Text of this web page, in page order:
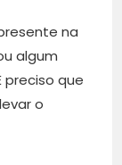
na
algum
preciso que
o